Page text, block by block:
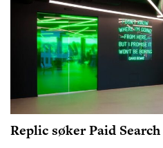
Replic søker Paid